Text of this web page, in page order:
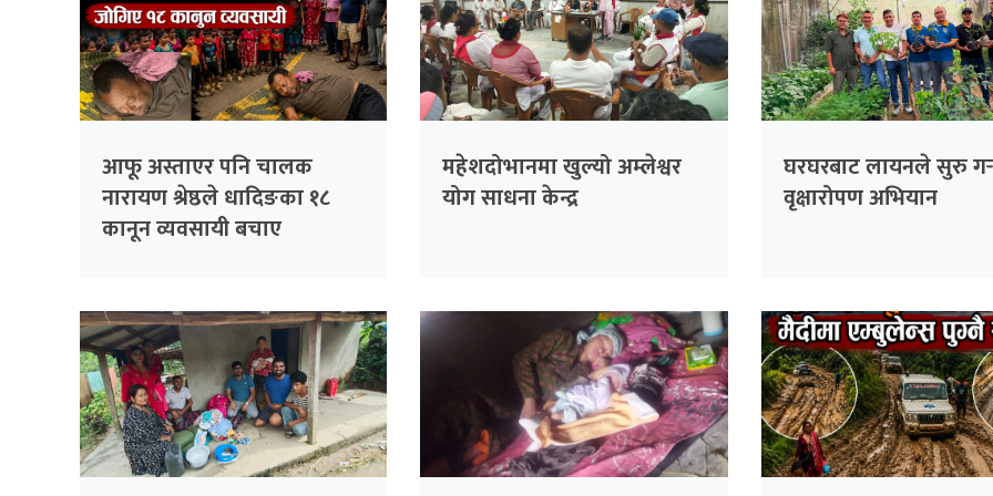
आफू अस्ताएर पनि चालक
नारायण श्रेष्ठले धादिङका १८
कानून व्यवसायी बचाए
महेशदोभानमा खुल्यो अम्लेश्वर
योग साधना केन्द्र
घरघरबाट लायनले सुरु
वृक्षारोपण अभियान